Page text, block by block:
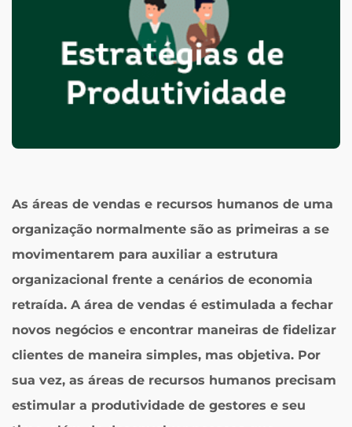
As áreas de vendas e recursos humanos de uma
organização normalmente são as primeiras a se
movimentarem para auxiliar a estrutura
organizacional frente a cenários de economia
retraída. A área de vendas é estimulada a fechar
novos negócios e encontrar maneiras de fidelizar
clientes de maneira simples, mas objetiva. Por
sua vez, as áreas de recursos humanos precisam
estimular a produtividade de gestores e seu